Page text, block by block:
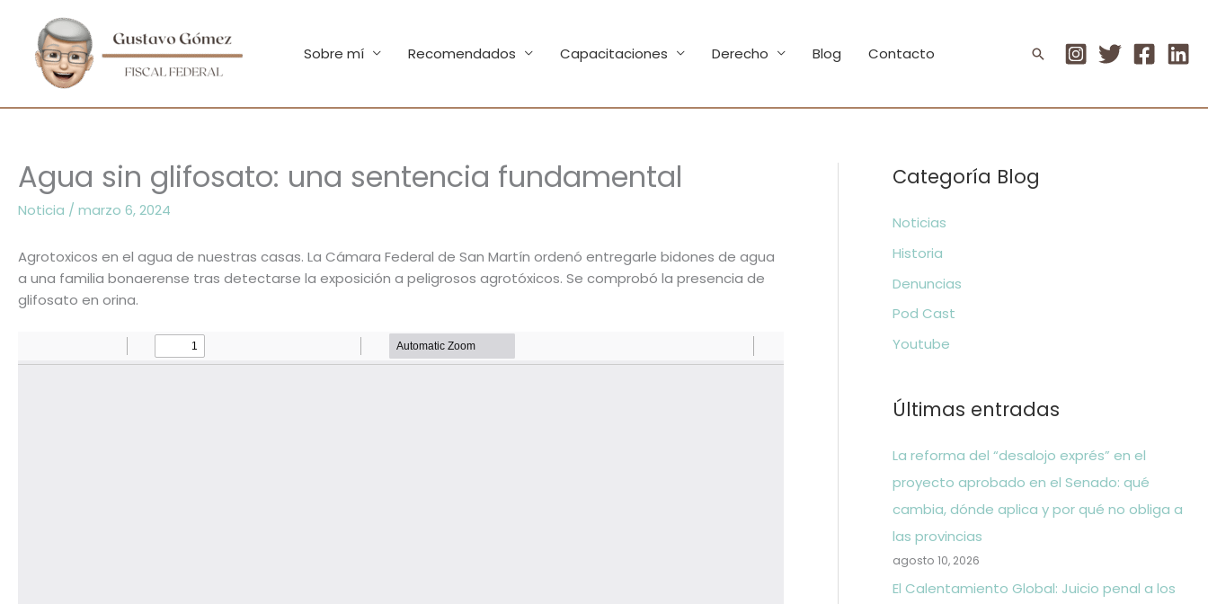
contenido
Sobre mí Recomendados Capacitaciones Derecho Blog Contacto Buscar
Agua sin glifosato: una sentencia fundamental
Noticia / marzo 6, 2024
Agrotoxicos en el agua de nuestras casas. La Cámara Federal de San Martín ordenó entregarle bidones de agua
a una familia bonaerense tras detectarse la exposición a peligrosos agrotóxicos. Se comprobó la presencia de
glifosato en orina.
Categoría Blog
Noticias
Historia
Denuncias
Pod Cast
Youtube
Últimas entradas
La reforma del “desalojo exprés” en el
proyecto aprobado en el Senado: qué
cambia, dónde aplica y por qué no obliga a
las provincias
agosto 10, 2026
El Calentamiento Global: Juicio penal a los